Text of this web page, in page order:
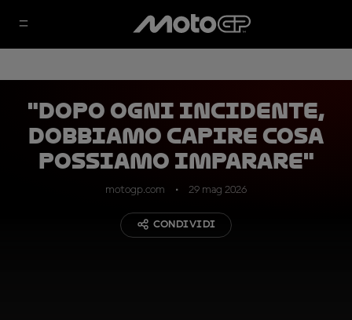
"Dopo ogni incidente,
dobbiamo capire cosa
possiamo imparare"
motogp.com 29 mag 2026
CONDIVIDI